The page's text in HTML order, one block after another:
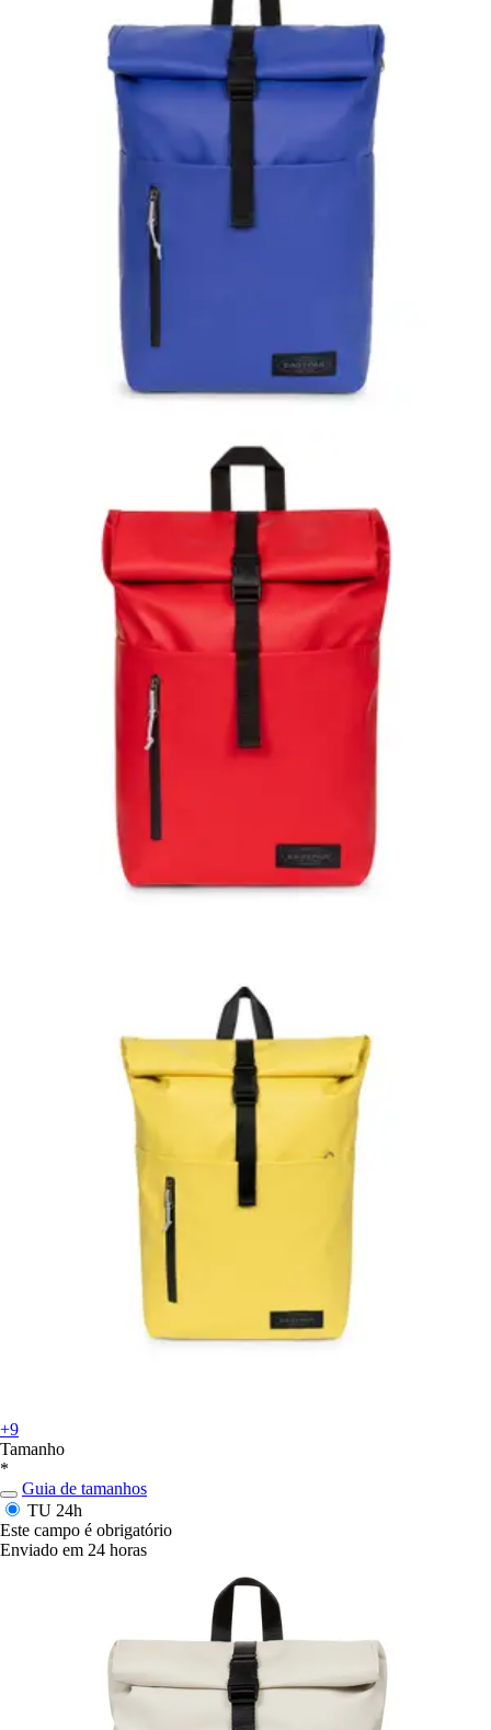
+9
Tamanho
*
Guia de tamanhos
TU 24h
Este campo é obrigatório
Enviado em 24 horas